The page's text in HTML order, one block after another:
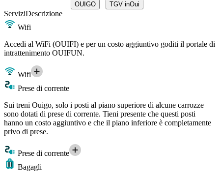
OUIGO TGV inOui
ServiziDescrizione
Wifi
Accedi al WiFi (OUIFI) e per un costo aggiuntivo goditi il portale di
intrattenimento OUIFUN.
Wifi
Prese di corrente
Sui treni Ouigo, solo i posti al piano superiore di alcune carrozze
sono dotati di prese di corrente. Tieni presente che questi posti
hanno un costo aggiuntivo e che il piano inferiore è completamente
privo di prese.
Prese di corrente
Bagagli